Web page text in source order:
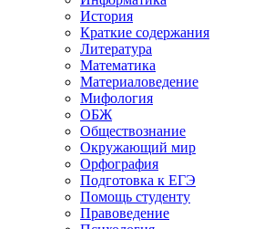
История
Краткие содержания
Литература
Математика
Материаловедение
Мифология
ОБЖ
Обществознание
Окружающий мир
Орфография
Подготовка к ЕГЭ
Помощь студенту
Правоведение